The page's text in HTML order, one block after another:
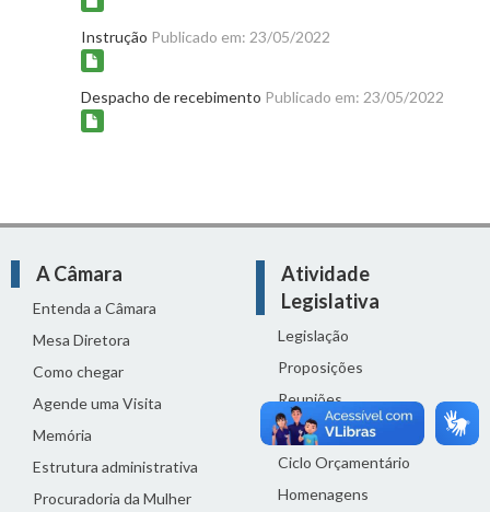
Instrução Publicado em: 23/05/2022
Despacho de recebimento Publicado em: 23/05/2022
A Câmara
Entenda a Câmara
Mesa Diretora
Como chegar
Agende uma Visita
Memória
Estrutura administrativa
Procuradoria da Mulher
Atividade
Legislativa
Legislação
Proposições
Reuniões
Comissões
Ciclo Orçamentário
Homenagens